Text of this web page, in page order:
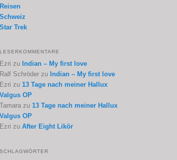
Reisen
Schweiz
Star Trek
LESERKOMMENTARE
Ezri zu Indian – My first love
Ralf Schröder zu Indian – My first love
Ezri zu13 Tage nach meiner Hallux
Valgus OP
Tamara zu13 Tage nach meiner Hallux
Valgus OP
Ezri zuAfter Eight Likör
SCHLAGWÖRTER